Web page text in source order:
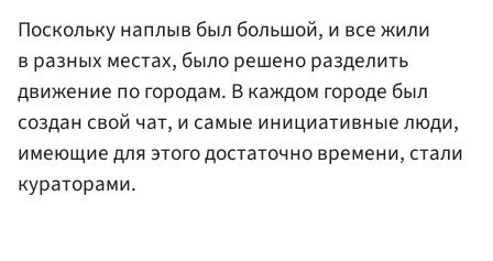
Поскольку наплыв был большой, и все жили
в разных местах, было решено разделить
движение по городам. В каждом городе был
создан свой чат, и самые инициативные люди,
имеющие для этого достаточно времени, стали
кураторами.